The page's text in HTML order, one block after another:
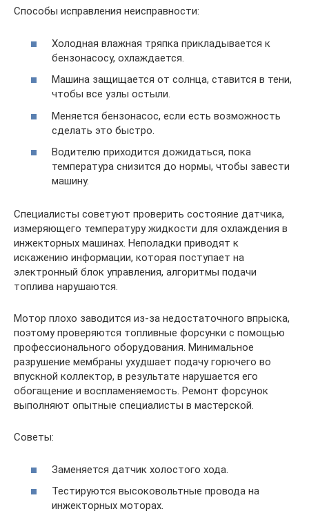
Способы исправления неисправности:
Холодная влажная тряпка прикладывается к
бензонасосу, охлаждается.
Машина защищается от солнца, ставится в тени,
чтобы все узлы остыли.
Меняется бензонасос, если есть возможность
сделать это быстро.
Водителю приходится дожидаться, пока
температура снизится до нормы, чтобы завести
машину.
Специалисты советуют проверить состояние датчика,
измеряющего температуру жидкости для охлаждения в
инжекторных машинах. Неполадки приводят к
искажению информации, которая поступает на
электронный блок управления, алгоритмы подачи
топлива нарушаются.
Мотор плохо заводится из-за недостаточного впрыска,
поэтому проверяются топливные форсунки с помощью
профессионального оборудования. Минимальное
разрушение мембраны ухудшает подачу горючего во
впускной коллектор, в результате нарушается его
обогащение и воспламеняемость. Ремонт форсунок
выполняют опытные специалисты в мастерской.
Советы:
Заменяется датчик холостого хода.
Тестируются высоковольтные провода на
инжекторных моторах.